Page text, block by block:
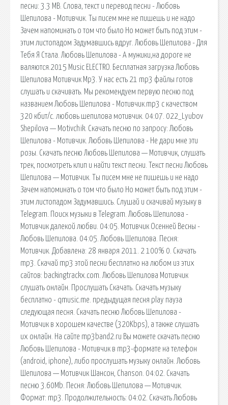
песни: 3.3 MB. Слова, текст и перевод песни - Любовь
Шепилова - Мотивчик. Ты писем мне не пишешь и не надо
Зачем напоминать о том что было Но может быть под этим -
этим листопадом Задумавшись вдруг. Любовь Шепилова - Для
Тебя Я Стала. Любовь Шепилова - А мужики,на дороге не
валяются.2015 Music ELECTRO. Бесплатная загрузка Любовь
Шепилова Мотивчик Mp3. У нас есть 21 mp3 файлы готов
слушать и скачивать. Мы рекомендуем первую песню под
названием Любовь Шепилова - Мотивчик.mp3 с качеством
320 кбит/с. любовь шепилова мотивчик. 04:07. 022_Lyubov
Shepilova — Motivchik. Скачать песню по запросу: Любовь
Шепилова - Мотивчик. Любовь Шепилова - Не дари мне эти
розы. Скачать песню Любовь Шепилова — Мотивчик, слушать
трек, посмотреть клип и найти текст песни. Текст песни Любовь
Шепилова — Мотивчик. Ты писем мне не пишешь и не надо
Зачем напоминать о том что было Но может быть под этим -
этим листопадом Задумавшись. Слушай и скачивай музыку в
Telegram. Поиск музыки в Telegram. Любовь Шепилова -
Мотивчик далекой любви. 04:05. Мотивчик Осенней Весны -
Любовь Шепилова. 04:05. Любовь Шепилова. Песня:
Мотивчик. Добавлена: 28 января 2011. 2 100% 0. Скачать
mp3. Скачай mp3 этой песни бесплатно на любом из этих
сайтов: backingtrackx.com. Любовь Шепилова Мотивчик
слушать онлайн. Прослушать Скачать. Скачать музыку
бесплатно - qmusic.me. предыдущая песня play пауза
следующая песня. Скачать песню Любовь Шепилова -
Мотивчик в хорошем качестве (320Kbps), а также слушать
их онлайн. На сайте mp3band2.ru Вы можете скачать песню
Любовь Шепилова - Мотивчик в mp3-формате на телефон
(android, iphone), либо прослушать музыку онлайн. Любовь
Шепилова — Мотивчик Шансон, Chanson. 04:02. Скачать
песню 3.60Mb. Песня: Любовь Шепилова — Мотивчик.
Формат: mp3. Продолжительность: 04:02. Скачать Любовь